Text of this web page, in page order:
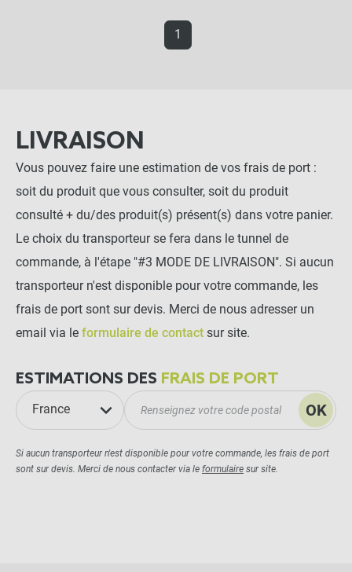
1
LIVRAISON
Vous pouvez faire une estimation de vos frais de port :
soit du produit que vous consulter, soit du produit
consulté + du/des produit(s) présent(s) dans votre panier.
Le choix du transporteur se fera dans le tunnel de
commande, à l'étape "#3 MODE DE LIVRAISON". Si aucun
transporteur n'est disponible pour votre commande, les
frais de port sont sur devis. Merci de nous adresser un
email via le formulaire de contact sur site.
ESTIMATIONS DES FRAIS DE PORT
France OK
Si aucun transporteur n'est disponible pour votre commande, les frais de port
sont sur devis. Merci de nous contacter via le formulaire sur site.